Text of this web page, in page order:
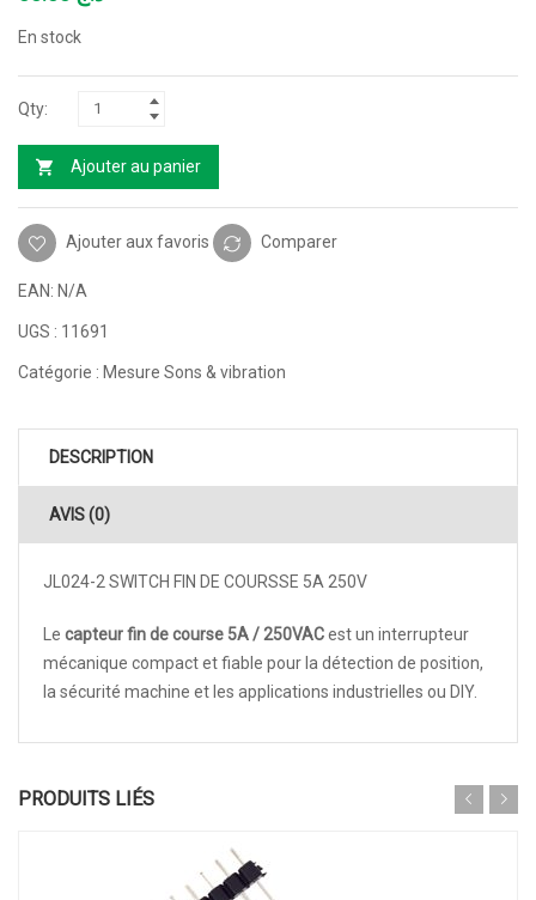
En stock
Ajouter au panier
Ajouter aux favoris Comparer
EAN: N/A
UGS : 11691
Catégorie : Mesure Sons & vibration
DESCRIPTION
AVIS (0)
JL024-2 SWITCH FIN DE COURSSE 5A 250V
Le capteur fin de course 5A / 250VACest un interrupteur
mécanique compact et fiable pour la détection de position,
la sécurité machine et les applications industrielles ou DIY.
PRODUITS LIÉS